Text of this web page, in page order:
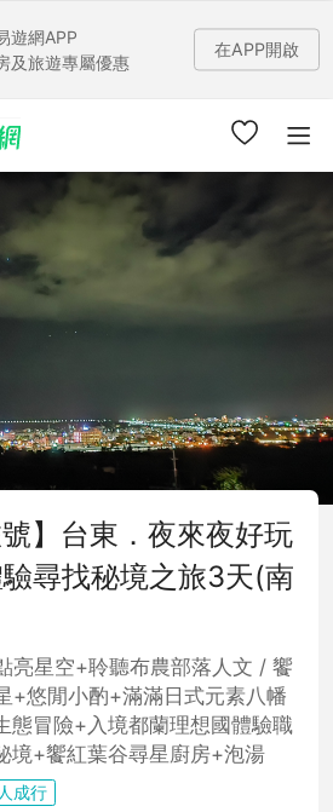
遊網APP
及旅遊專屬優惠
在APP開啟
號】台東．夜來夜好玩
尋找秘境之旅3天(南
亮星空+聆聽布農部落人文 / 饗
+悠閒小酌+滿滿日式元素八幡
態冒險+入境都蘭理想國體驗職
境+饗紅葉谷尋星廚房+泡湯
成行